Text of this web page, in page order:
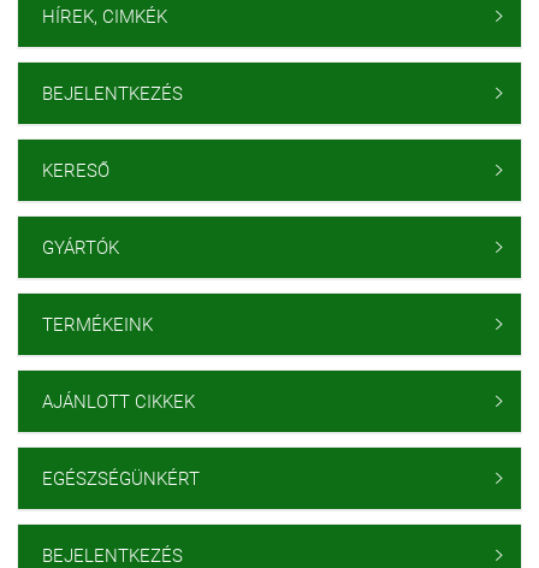
HÍREK, CIMKÉK 
BEJELENTKEZÉS 
KERESŐ 
GYÁRTÓK 
TERMÉKEINK 
AJÁNLOTT CIKKEK 
EGÉSZSÉGÜNKÉRT 
BEJELENTKEZÉS 